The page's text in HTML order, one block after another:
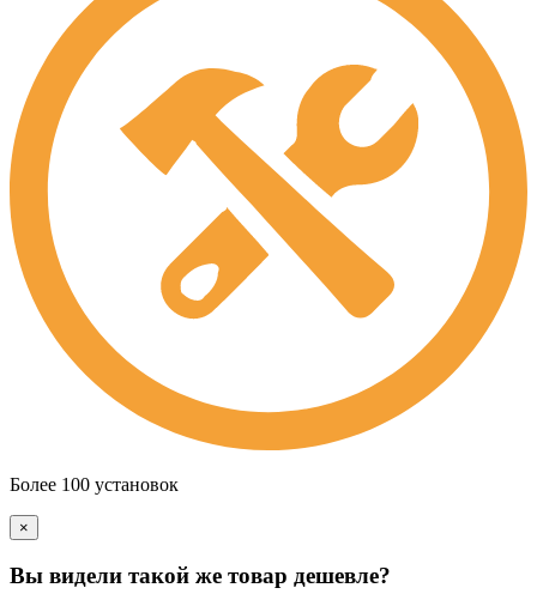
Более 100 установок
×
Вы видели такой же товар дешевле?